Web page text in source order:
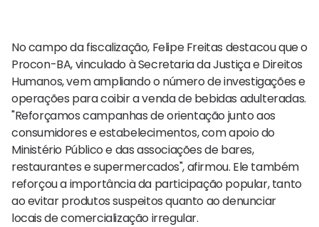
No campo da fiscalização, Felipe Freitas destacou que o
Procon-BA, vinculado à Secretaria da Justiça e Direitos
Humanos, vem ampliando o número de investigações e
operações para coibir a venda de bebidas adulteradas.
"Reforçamos campanhas de orientação junto aos
consumidores e estabelecimentos, com apoio do
Ministério Público e das associações de bares,
restaurantes e supermercados", afirmou. Ele também
reforçou a importância da participação popular, tanto
ao evitar produtos suspeitos quanto ao denunciar
locais de comercialização irregular.